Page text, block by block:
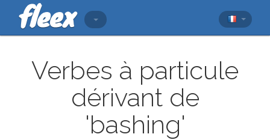
Verbes à particule
dérivant de
'bashing'